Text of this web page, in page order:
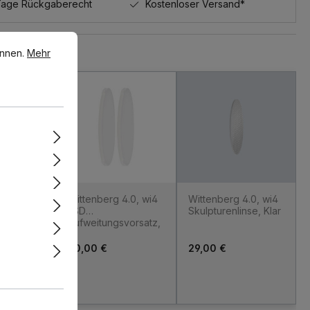
Rückgaberecht
Kostenloser Versand*
Wittenberg 4.0, wi4
LSD
Aufweitungsvorsatz,
60,00 €
Wittenberg 4.0, wi4
Skulpturenlinse, Klar
29,00 €
Mehr Informationen ...
Mehr